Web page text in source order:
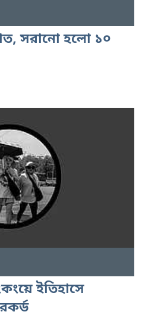
সরানো হলো ১০
ইতিহাসে